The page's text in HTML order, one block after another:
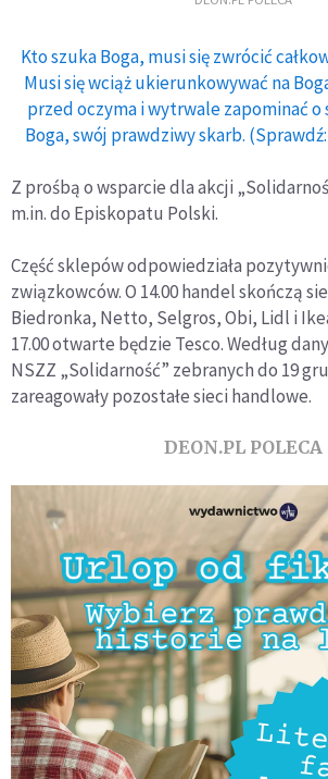
Kto szuka Boga, musi się zwrócić
Musi się wciąż ukierunkowywać na
przed oczyma i wytrwale zapominać o
Boga, swój prawdziwy skarb. (Sprawdź:
Z prośbą o wsparcie dla akcji
m.in. do Episkopatu Polski.
Część sklepów odpowiedziała
związkowców. O 14.00 handel skończą
Biedronka, Netto, Selgros, Obi, Lidl i
17.00 otwarte będzie Tesco. Według
NSZZ „Solidarność” zebranych do 19
zareagowały pozostałe sieci handlowe.
DEON.PL POLECA